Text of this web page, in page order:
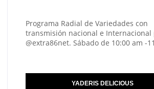
Programa Radial de Variedades con
transmisión nacional e Internacional
@extra86net. Sábado de 10:00 am -
YADERIS DELICIOUS